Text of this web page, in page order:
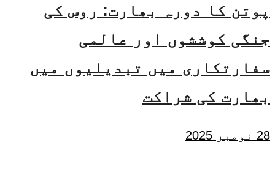
پوتن کا دورہ بھارت: روس کی
جنگی کوششوں اور عالمی
سفارتکاری میں تبدیلیوں میں
بھارت کی شراکت
28 نومبر 2025